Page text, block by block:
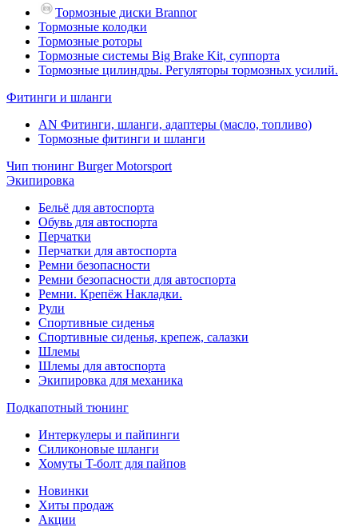
Тормозные диски Brannor
Тормозные колодки
Тормозные роторы
Тормозные системы Big Brake Kit, суппорта
Тормозные цилиндры. Регуляторы тормозных усилий.
Фитинги и шланги
AN Фитинги, шланги, адаптеры (масло, топливо)
Тормозные фитинги и шланги
Чип тюнинг Burger Motorsport
Экипировка
Бельё для автоспорта
Обувь для автоспорта
Перчатки
Перчатки для автоспорта
Ремни безопасности
Ремни безопасности для автоспорта
Ремни. Крепёж Накладки.
Рули
Спортивные сиденья
Спортивные сиденья, крепеж, салазки
Шлемы
Шлемы для автоспорта
Экипировка для механика
Подкапотный тюнинг
Интеркулеры и пайпинги
Силиконовые шланги
Хомуты T-болт для пайпов
Новинки
Хиты продаж
Акции